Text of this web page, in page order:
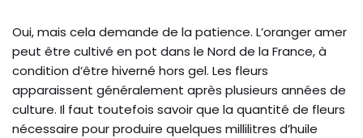
Oui, mais cela demande de la patience. L’oranger amer
peut être cultivé en pot dans le Nord de la France, à
condition d’être hiverné hors gel. Les fleurs
apparaissent généralement après plusieurs années de
culture. Il faut toutefois savoir que la quantité de fleurs
nécessaire pour produire quelques millilitres d’huile